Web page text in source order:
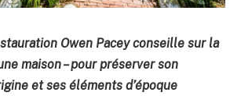
Owen Pacey conseille sur la
maison – pour préserver son
et ses éléments d’époque